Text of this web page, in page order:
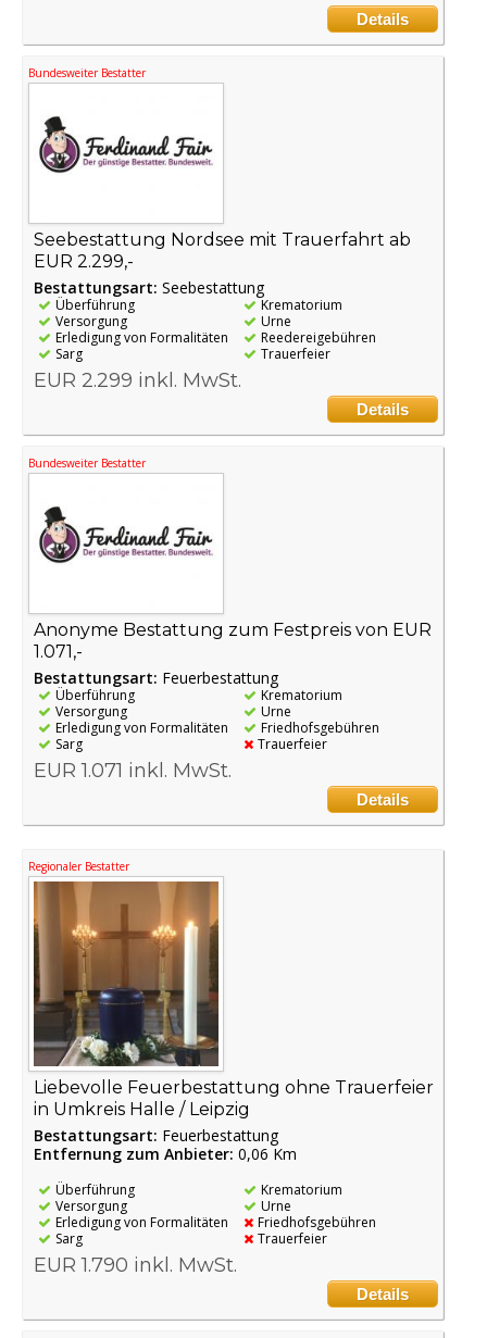
Details
Bundesweiter Bestatter
Seebestattung Nordsee mit Trauerfahrt ab
EUR 2.299,-
Bestattungsart: Seebestattung
Überführung
Versorgung
Erledigung von Formalitäten
Sarg
Krematorium
Urne
Reedereigebühren
Trauerfeier
EUR 2.299 inkl. MwSt.
Details
Bundesweiter Bestatter
Anonyme Bestattung zum Festpreis von EUR
1.071,-
Bestattungsart: Feuerbestattung
Überführung
Versorgung
Erledigung von Formalitäten
Sarg
Krematorium
Urne
Friedhofsgebühren
Trauerfeier
EUR 1.071 inkl. MwSt.
Details
Regionaler Bestatter
Liebevolle Feuerbestattung ohne Trauerfeier
in Umkreis Halle / Leipzig
Bestattungsart: Feuerbestattung
Entfernung zum Anbieter: 0,06 Km
Überführung
Versorgung
Erledigung von Formalitäten
Sarg
Krematorium
Urne
Friedhofsgebühren
Trauerfeier
EUR 1.790 inkl. MwSt.
Details